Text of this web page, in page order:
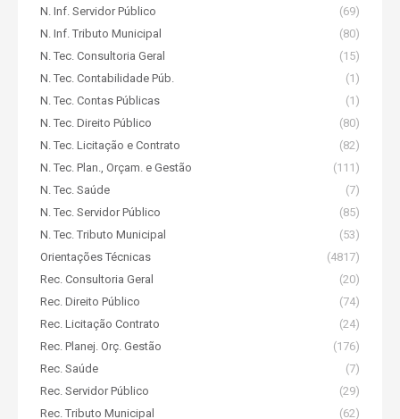
N. Inf. Servidor Público
(69)
N. Inf. Tributo Municipal
(80)
N. Tec. Consultoria Geral
(15)
N. Tec. Contabilidade Púb.
(1)
N. Tec. Contas Públicas
(1)
N. Tec. Direito Público
(80)
N. Tec. Licitação e Contrato
(82)
N. Tec. Plan., Orçam. e Gestão
(111)
N. Tec. Saúde
(7)
N. Tec. Servidor Público
(85)
N. Tec. Tributo Municipal
(53)
Orientações Técnicas
(4817)
Rec. Consultoria Geral
(20)
Rec. Direito Público
(74)
Rec. Licitação Contrato
(24)
Rec. Planej. Orç. Gestão
(176)
Rec. Saúde
(7)
Rec. Servidor Público
(29)
Rec. Tributo Municipal
(62)